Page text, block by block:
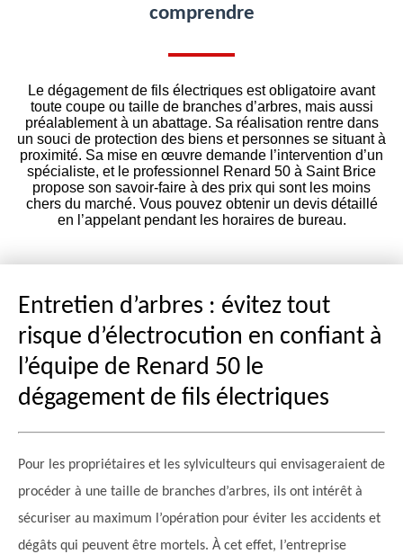
comprendre
Le dégagement de fils électriques est obligatoire avant
toute coupe ou taille de branches d’arbres, mais aussi
préalablement à un abattage. Sa réalisation rentre dans
un souci de protection des biens et personnes se situant à
proximité. Sa mise en œuvre demande l’intervention d’un
spécialiste, et le professionnel Renard 50 à Saint Brice
propose son savoir-faire à des prix qui sont les moins
chers du marché. Vous pouvez obtenir un devis détaillé
en l’appelant pendant les horaires de bureau.
Entretien d’arbres : évitez tout
risque d’électrocution en confiant à
l’équipe de Renard 50 le
dégagement de fils électriques
Pour les propriétaires et les sylviculteurs qui envisageraient de
procéder à une taille de branches d’arbres, ils ont intérêt à
sécuriser au maximum l’opération pour éviter les accidents et
dégâts qui peuvent être mortels. À cet effet, l’entreprise